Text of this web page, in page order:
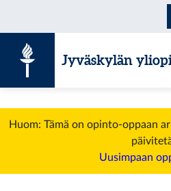
Jyväskylän
Huom: Tämä on opinto-oppaan
Uusimpaan